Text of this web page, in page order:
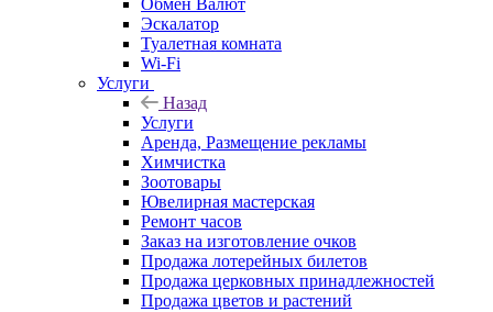
Обмен Валют
Эскалатор
Туалетная комната
Wi-Fi
Услуги
Назад
Услуги
Аренда, Размещение рекламы
Химчистка
Зоотовары
Ювелирная мастерская
Ремонт часов
Заказ на изготовление очков
Продажа лотерейных билетов
Продажа церковных принадлежностей
Продажа цветов и растений